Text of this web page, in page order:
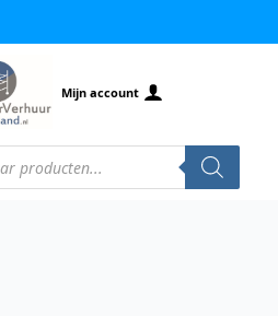
Mijn account